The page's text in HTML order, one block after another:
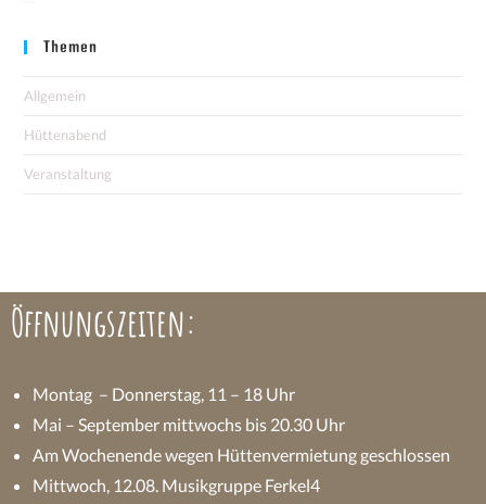
Themen
Allgemein
Hüttenabend
Veranstaltung
Öffnungszeiten:
Montag – Donnerstag, 11 – 18 Uhr
Mai – September mittwochs bis 20.30 Uhr
Am Wochenende wegen Hüttenvermietung geschlossen
Mittwoch, 12.08. Musikgruppe Ferkel4